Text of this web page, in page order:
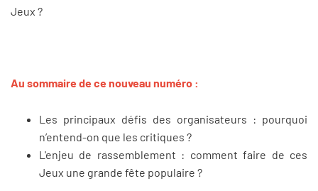
Jeux ?
Au sommaire de ce nouveau numéro :
Les principaux défis des organisateurs : pourquoi
n’entend-on que les critiques ?
L'enjeu de rassemblement : comment faire de ces
Jeux une grande fête populaire ?